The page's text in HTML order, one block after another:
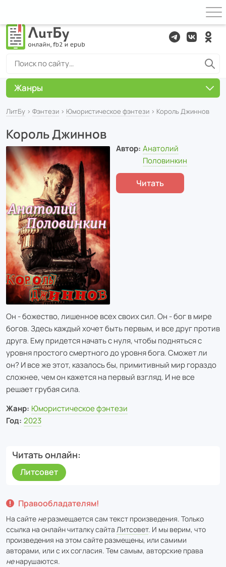
ЛитБу › Фэнтези › Юмористическое фэнтези › Король Джиннов
Король Джиннов
Автор: Анатолий
Половинкин
Читать
Он - божество, лишенное всех своих сил. Он - бог в мире
богов. Здесь каждый хочет быть первым, и все друг против
друга. Ему придется начать с нуля, чтобы подняться с
уровня простого смертного до уровня бога. Сможет ли
он? И все же этот, казалось бы, примитивный мир гораздо
сложнее, чем он кажется на первый взгляд. И не все
решает грубая сила.
Жанр: Юмористическое фэнтези
Год: 2023
Читать онлайн
Литсовет
Правообладателям!
На сайте неразмещается сам текст произведения. Только
ссылка на онлайн читалку сайта Литсовет. И мы верим, что
произведения на этом сайте размещены, или самими
авторами, или с их согласия. Тем самым, авторские права
ненарушаются.
Жанры